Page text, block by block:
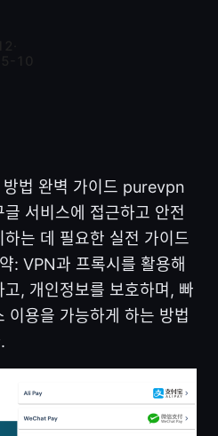
법 완벽 가이드 purevpn
서비스에 접근하고 안전
는 데 필요한 실전 가이드
: VPN과 프록시를 활용해
, 개인정보를 보호하며, 빠
이용을 가능하게 하는 방법